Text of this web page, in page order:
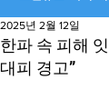
한파 속 피해
대피 경고”
2025년 2월 12일